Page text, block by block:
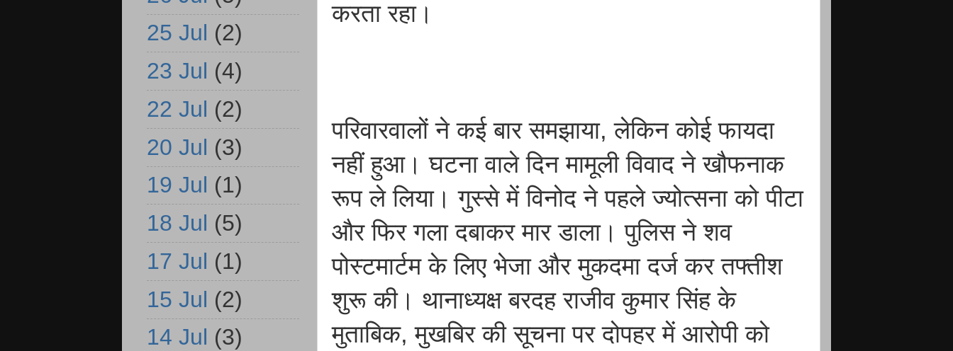
करता रहा।
परिवारवालों ने कई बार समझाया, लेकिन कोई फायदा
नहीं हुआ। घटना वाले दिन मामूली विवाद ने खौफनाक
रूप ले लिया। गुस्से में विनोद ने पहले ज्योत्सना को पीटा
और फिर गला दबाकर मार डाला। पुलिस ने शव
पोस्टमार्टम के लिए भेजा और मुकदमा दर्ज कर तफ्तीश
शुरू की। थानाध्यक्ष बरदह राजीव कुमार सिंह के
मुताबिक, मुखबिर की सूचना पर दोपहर में आरोपी को
25 Jul (2)
23 Jul (4)
22 Jul (2)
20 Jul (3)
19 Jul (1)
18 Jul (5)
17 Jul (1)
15 Jul (2)
14 Jul (3)